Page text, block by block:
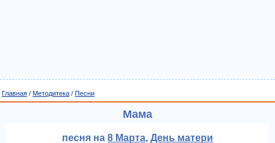
Главная / Методитека / Песни
Мама
песня на 8 Марта, День матери